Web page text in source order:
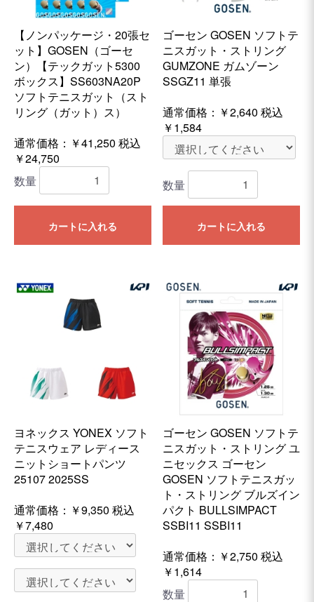
【ノンパッケージ・20張セ
ット】GOSEN（ゴーセ
ン）【テックガット5300
ボックス】SS603NA20P
ソフトテニスガット（スト
リング（ガット）ス）
通常価格：￥41,250 税込
￥24,750
数量
カートに入れる
ゴーセン GOSEN ソフトテ
ニスガット・ストリング
GUMZONE ガムゾーン
SSGZ11 単張
通常価格： ￥2,640 税込
￥1,584
数量
カートに入れる
ヨネックス YONEX ソフト
テニスウェア レディース
ニットショートパンツ
25107 2025SS
通常価格： ￥9,350 税込
￥7,480
ゴーセン GOSEN ソフトテ
ニスガット・ストリング ユ
ニセックス ゴーセン
GOSEN ソフトテニスガッ
ト・ストリング ブルズイン
パクト BULLSIMPACT
SSBI11 SSBI11
通常価格：￥2,750 税込
￥1,614
数量